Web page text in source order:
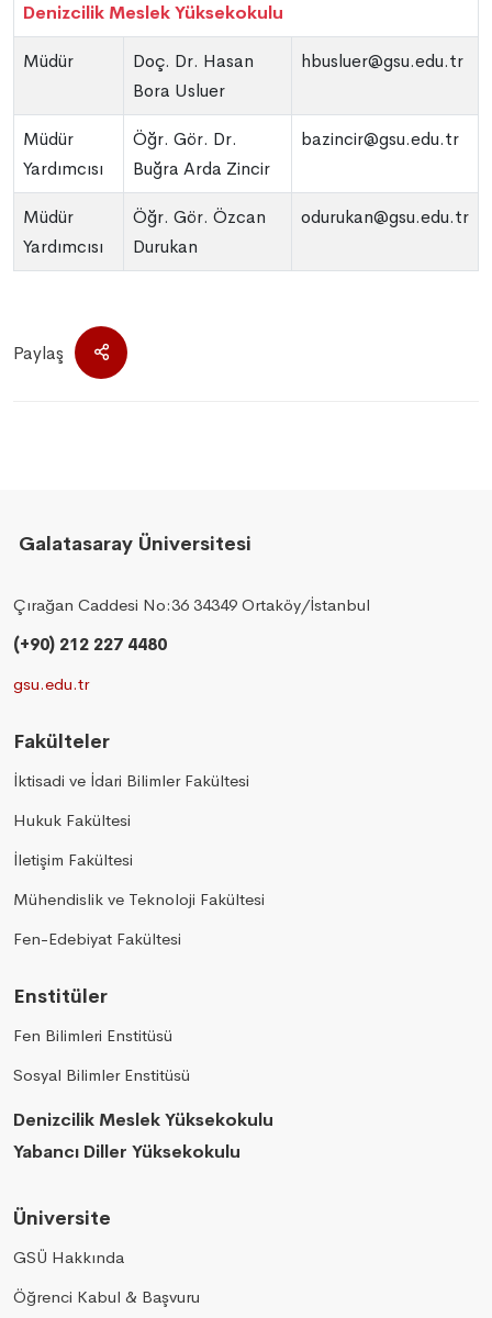
Denizcilik Meslek Yüksekokulu
Müdür
Doç. Dr. Hasan
Bora Usluer
hbusluer@gsu.edu.tr
Müdür
Yardımcısı
Öğr. Gör. Dr.
Buğra Arda Zincir
bazincir@gsu.edu.tr
Müdür
Yardımcısı
Öğr. Gör. Özcan
Durukan
odurukan@gsu.edu.tr
Paylaş
Galatasaray Üniversitesi
Çırağan Caddesi No:36 34349 Ortaköy/İstanbul
(+90) 212 227 4480
gsu.edu.tr
Fakülteler
İktisadi ve İdari Bilimler Fakültesi
Hukuk Fakültesi
İletişim Fakültesi
Mühendislik ve Teknoloji Fakültesi
Fen-Edebiyat Fakültesi
Enstitüler
Fen Bilimleri Enstitüsü
Sosyal Bilimler Enstitüsü
Denizcilik Meslek Yüksekokulu
Yabancı Diller Yüksekokulu
Üniversite
GSÜ Hakkında
Öğrenci Kabul & Başvuru